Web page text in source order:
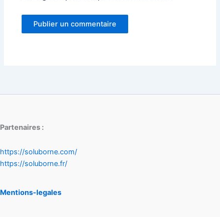
Partenaires :
https://soluborne.com/
https://soluborne.fr/
Mentions-legales